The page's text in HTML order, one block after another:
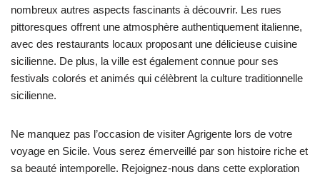
nombreux autres aspects fascinants à découvrir. Les rues
pittoresques offrent une atmosphère authentiquement italienne,
avec des restaurants locaux proposant une délicieuse cuisine
sicilienne. De plus, la ville est également connue pour ses
festivals colorés et animés qui célèbrent la culture traditionnelle
sicilienne.
Ne manquez pas l’occasion de visiter Agrigente lors de votre
voyage en Sicile. Vous serez émerveillé par son histoire riche et
sa beauté intemporelle. Rejoignez-nous dans cette exploration